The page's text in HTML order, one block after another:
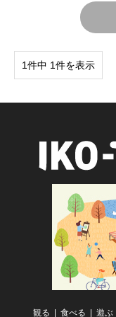
1件中 1件を表示
観る 食べる 遊ぶ